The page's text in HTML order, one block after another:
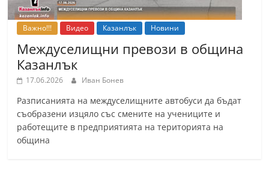
З
а
о
р
–
k
Важно!!! Видео Казанлък Новини
Междуселищни превози в община
Казанлък
17.06.2026 Иван Бонев
Разписанията на междуселищните автобуси да бъдат
съобразени изцяло със смените на учениците и
работещите в предприятията на територията на
община